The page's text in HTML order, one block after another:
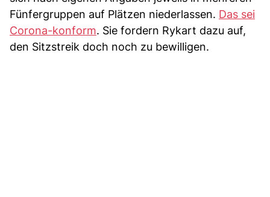
Fünfergruppen auf Plätzen niederlassen. Das sei
Corona-konform. Sie fordern Rykart dazu auf,
den Sitzstreik doch noch zu bewilligen.